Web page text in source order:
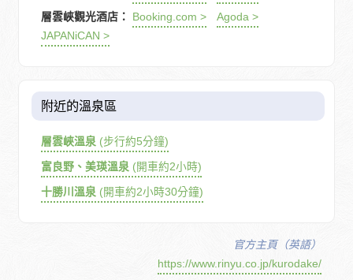
層雲峽觀光酒店：
Booking.com >
Agoda >
JAPANiCAN >
附近的溫泉區
層雲峽溫泉 (步行約5分鐘)
富良野、美瑛溫泉 (開車約2小時)
十勝川溫泉 (開車約2小時30分鐘)
官方主頁（英語）
https://www.rinyu.co.jp/kurodake/